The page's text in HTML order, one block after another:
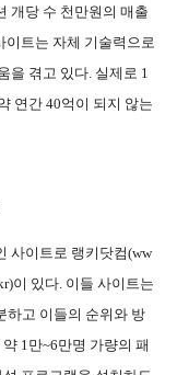
개당 수 천만원의 매출
이트는 자체 기술력으로
을 겪고 있다. 실제로 1
연간 40억이 되지 않는
사이트로 랭키닷컴(ww
이 있다. 이들 사이트는
하고 이들의 순위와 방
약 1만~6만명 가량의 패